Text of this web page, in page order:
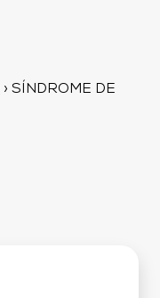
› SÍNDROME DE